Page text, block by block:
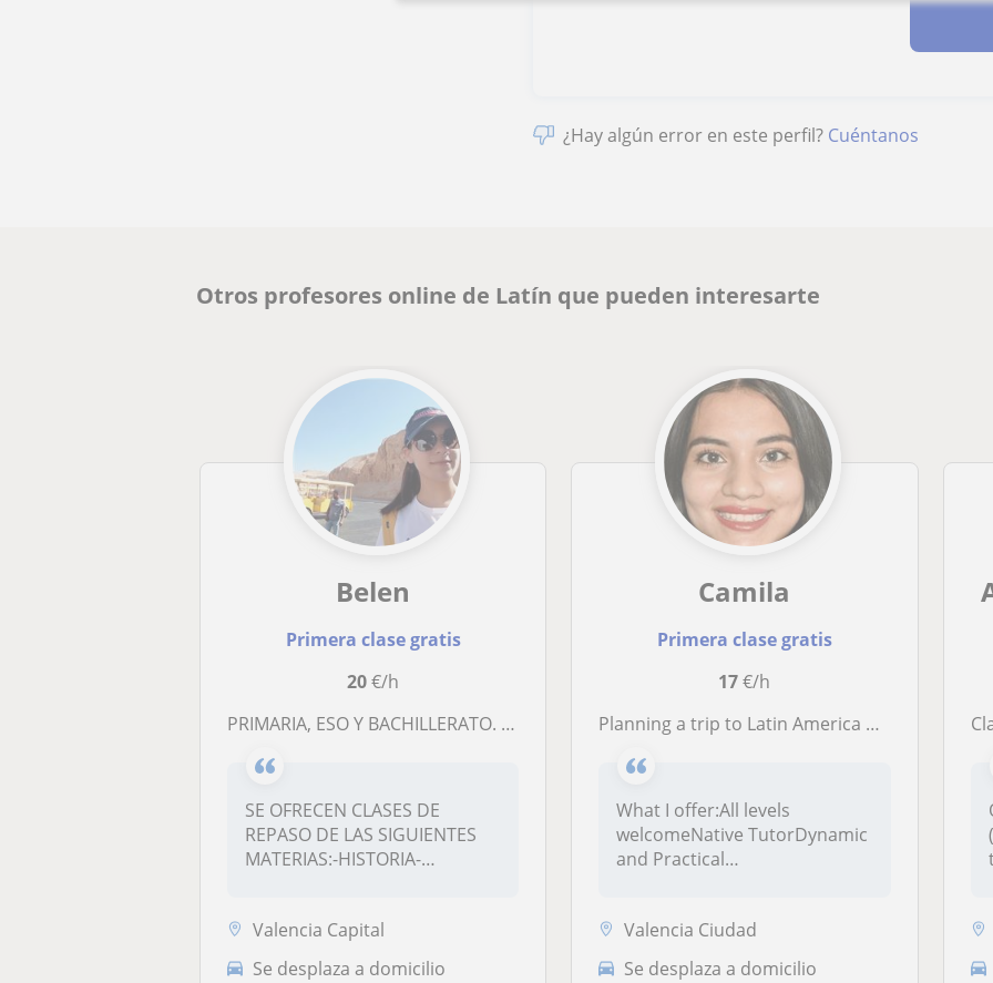
¿Hay algún error en este perfil? Cuéntanos
Otros profesores online de Latín que pueden interesarte
Belen
Primera clase gratis
20€/h
PRIMARIA, ESO Y BACHILLERATO. CLASES ONLINE
SE OFRECEN CLASES DE
REPASO DE LAS SIGUIENTES
MATERIAS:-HISTORIA-
Valencia Capital
Se desplaza a domicilio
Camila
Primera clase gratis
17€/h
Planning a trip to Latin America or Spain? Or maybe you just want to finally understand your favorite Netflix show? Let’s make you
What I offer:All levels
welcomeNative TutorDynamic
and Practical
Valencia Ciudad
Se desplaza a domicilio